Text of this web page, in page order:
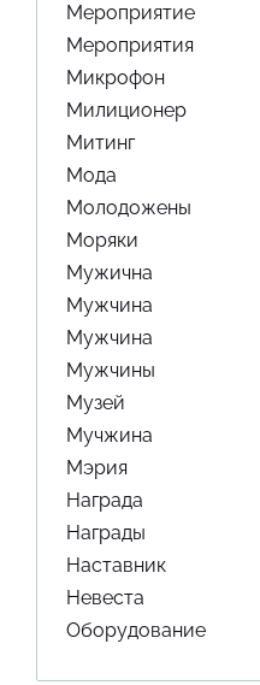
Мероприятие
Мероприятия
Микрофон
Милиционер
Митинг
Мода
Молодожены
Моряки
Мужична
Мужчина
Мужчина
Мужчины
Музей
Мучжина
Мэрия
Награда
Награды
Наставник
Невеста
Оборудование